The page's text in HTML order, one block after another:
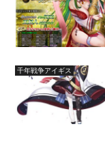
千年戦争アイギス